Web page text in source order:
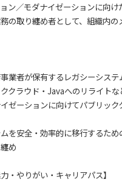
ン／モダナイゼーションに向け
の取り纏め者として、組織内
業者が保有するレガシーシス
クラウド・Javaへのリライト
ゼーションに向けてパブリッ
を安全・効率的に移行するた
め
・やりがい・キャリアパス】